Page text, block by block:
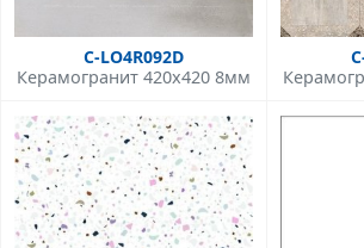
C-LO4R092D
Керамогранит 420x420 8мм